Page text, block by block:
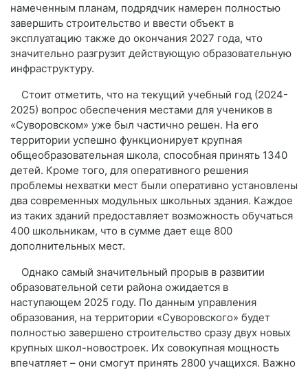
намеченным планам, подрядчик намерен полностью
завершить строительство и ввести объект в
эксплуатацию также до окончания 2027 года, что
значительно разгрузит действующую образовательную
инфраструктуру.
Стоит отметить, что на текущий учебный год (2024-
2025) вопрос обеспечения местами для учеников в
«Суворовском» уже был частично решен. На его
территории успешно функционирует крупная
общеобразовательная школа, способная принять 1340
детей. Кроме того, для оперативного решения
проблемы нехватки мест были оперативно установлены
два современных модульных школьных здания. Каждое
из таких зданий предоставляет возможность обучаться
400 школьникам, что в сумме дает еще 800
дополнительных мест.
Однако самый значительный прорыв в развитии
образовательной сети района ожидается в
наступающем 2025 году. По данным управления
образования, на территории «Суворовского» будет
полностью завершено строительство сразу двух новых
крупных школ-новостроек. Их совокупная мощность
впечатляет – они смогут принять 2800 учащихся. Важно